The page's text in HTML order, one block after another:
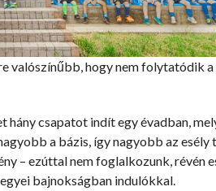
valószínűbb, hogy nem folytatódik
hány csapatot indít egy évadban,
a bázis, így nagyobb az esély
– ezúttal nem foglalkozunk, révén
bajnokságban indulókkal.